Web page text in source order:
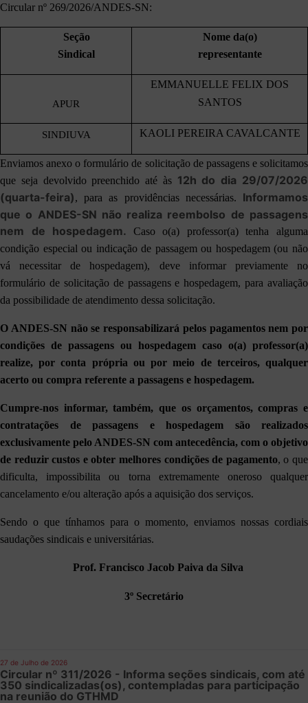
Circular nº 269/2026/ANDES-SN:
Seção
Sindical
Nome da(o)
representante
APUR
EMMANUELLE FELIX DOS
SANTOS
SINDIUVA KAOLI PEREIRA CAVALCANTE
Enviamos anexo o formulário de solicitação de passagens e solicitamos
que seja devolvido preenchido até às 12h do dia 29/07/2026
(quarta-feira), para as providências necessárias. Informamos
que o ANDES-SN não realiza reembolso de passagens
nem de hospedagem.
Caso o(a) professor(a) tenha alguma
condição especial ou indicação de passagem ou hospedagem (ou não
vá necessitar de hospedagem), deve informar previamente no
formulário de solicitação de passagens e hospedagem, para avaliação
da possibilidade de atendimento dessa solicitação.
O ANDES-SN não se responsabilizará pelos pagamentos nem por
condições de passagens ou hospedagem caso o(a) professor(a)
realize, por conta própria ou por meio de terceiros, qualquer
acerto ou compra referente a passagens e hospedagem.
Cumpre-nos informar, também, que os orçamentos, compras e
contratações de passagens e hospedagem são realizados
exclusivamente pelo ANDES-SN com antecedência, com o objetivo
de reduzir custos e obter melhores condições de pagamento, o que
dificulta, impossibilita ou torna extremamente oneroso qualquer
cancelamento e/ou alteração após a aquisição dos serviços.
Sendo o que tínhamos para o momento, enviamos nossas cordiais
saudações sindicais e universitárias.
Prof. Francisco Jacob Paiva da Silva
3º Secretário
27 de Julho de 2026
Circular nº 311/2026 - Informa seções sindicais, com até
350 sindicalizadas(os), contempladas para participação
na reunião do GTHMD